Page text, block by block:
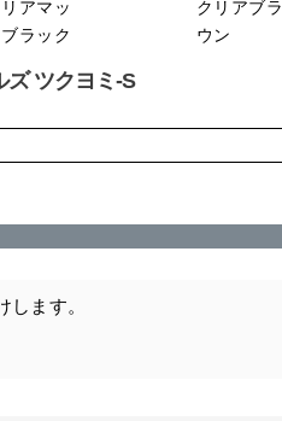
アマッ
ブラック
クリアブラ
ウン
ズ ツクヨミ-S
します。